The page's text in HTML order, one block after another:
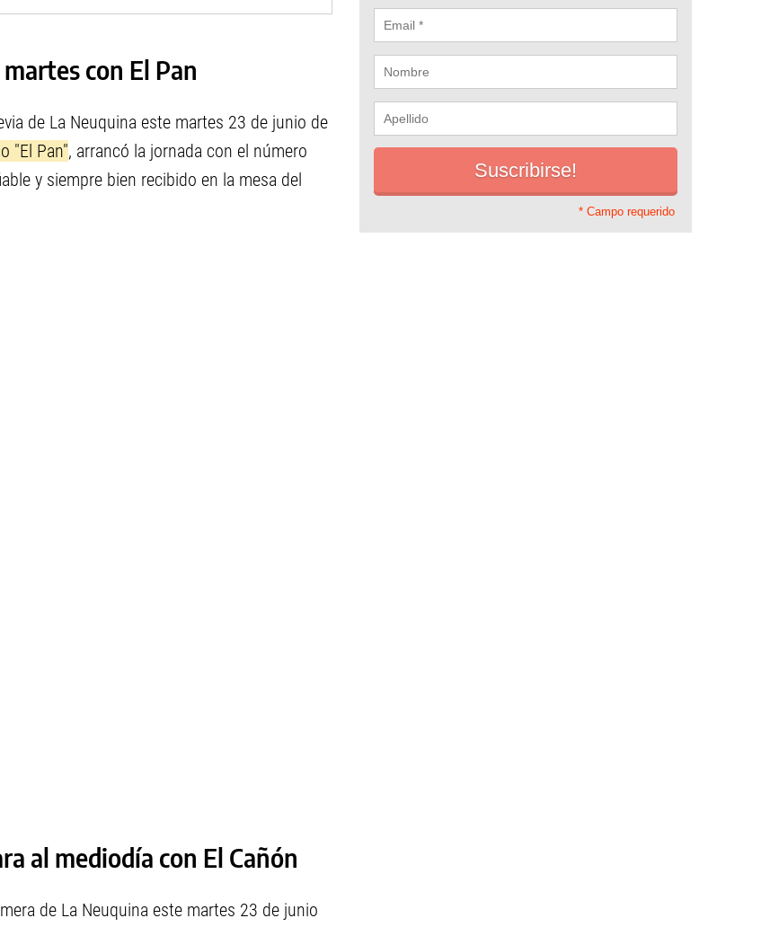
con El Pan
de La Neuquina este martes 23 de junio de
"El Pan", arrancó la jornada con el número
y siempre bien recibido en la mesa del
al mediodía con El Cañón
de La Neuquina este martes 23 de junio
* Campo requerido